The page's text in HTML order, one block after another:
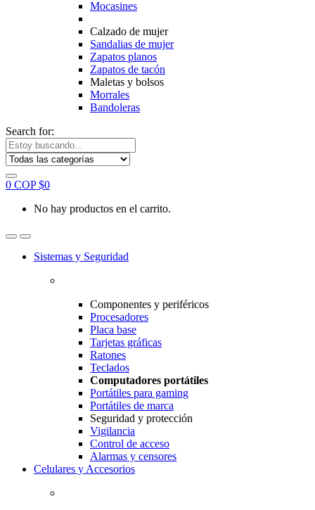
Mocasines
Calzado de mujer
Sandalias de mujer
Zapatos planos
Zapatos de tacón
Maletas y bolsos
Morrales
Bandoleras
Search for:
0 COP $0
No hay productos en el carrito.
Sistemas y Seguridad
Componentes y periféricos
Procesadores
Placa base
Tarjetas gráficas
Ratones
Teclados
Computadores portátiles
Portátiles para gaming
Portátiles de marca
Seguridad y protección
Vigilancia
Control de acceso
Alarmas y censores
Celulares y Accesorios